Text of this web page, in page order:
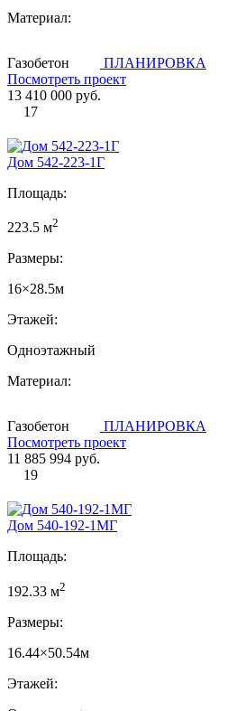
Материал:
Газобетон
ПЛАНИРОВКА
Посмотреть проект
13 410 000 руб.
17
Дом 542-223-1Г
Площадь:
223.5 м2
Размеры:
16×28.5м
Этажей:
Одноэтажный
Материал:
Газобетон
ПЛАНИРОВКА
Посмотреть проект
11 885 994 руб.
19
Дом 540-192-1MГ
Площадь:
192.33 м2
Размеры:
16.44×50.54м
Этажей: